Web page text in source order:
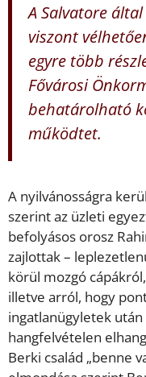
A Salvatore
viszont
egyre több
Fővárosi
behatárolható
működtet.
A nyilvánosságra
szerint az üzleti
befolyásos orosz
zajlottak –
körül mozgó
illetve arról, hogy
ingatlanügyletek
hangfelvételen
Berki család „benne